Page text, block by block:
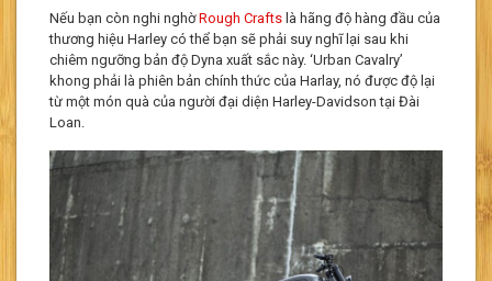
Nếu bạn còn nghi nghờRough Crafts là hãng độ hàng đầu của
thương hiệu Harley có thể bạn sẽ phải suy nghĩ lại sau khi
chiêm ngưỡng bản độ Dyna xuất sắc này. ‘Urban Cavalry’
khong phải là phiên bản chính thức của Harlay, nó được độ lại
từ một món quà của người đại diện Harley-Davidson tại Đài
Loan.